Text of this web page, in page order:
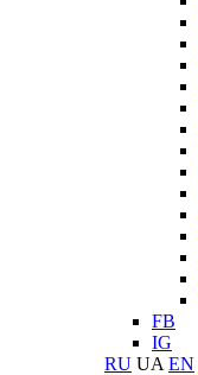
FB
IG
RU UA EN